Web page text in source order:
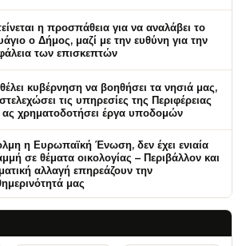
η προσπάθεια για να αναλάβει το
ο Δήμος, μαζί με την ευθύνη για την
των επισκεπτών
κυβέρνηση να βοηθήσει τα νησιά μας,
τις υπηρεσίες της Περιφέρειας
ας χρηματοδοτήσει έργα υποδομών
η Ευρωπαϊκή Ένωση, δεν έχει ενιαία
σε θέματα οικολογίας – Περιβάλλον και
αλλαγή επηρεάζουν την
μας